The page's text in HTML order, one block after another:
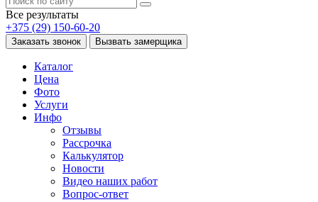
Все результаты
+375 (29) 150-60-20
Заказать звонок Вызвать замерщика
Каталог
Цена
Фото
Услуги
Инфо
Отзывы
Рассрочка
Калькулятор
Новости
Видео наших работ
Вопрос-ответ